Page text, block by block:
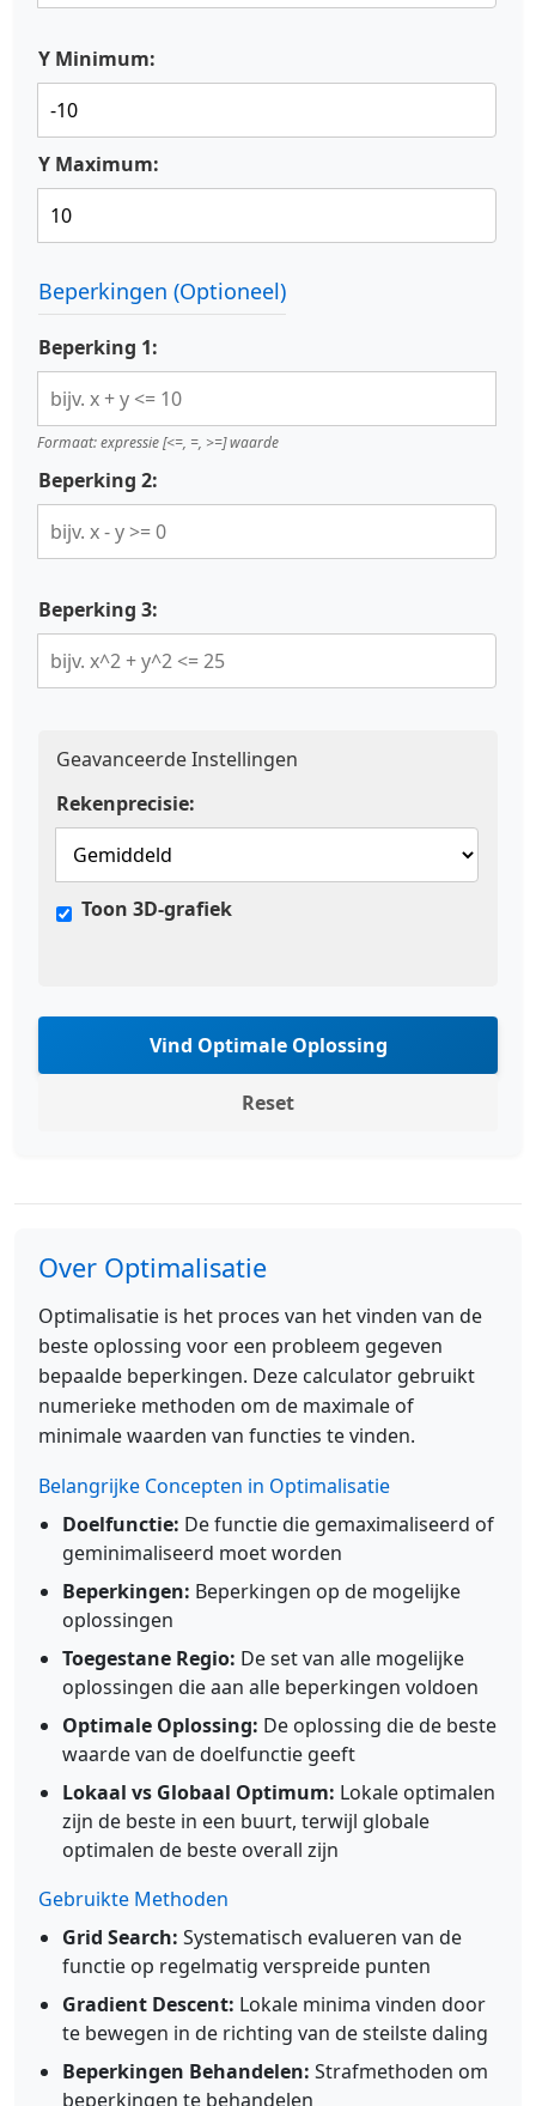
Y Minimum:
Y Maximum:
Beperkingen (Optioneel)
Beperking 1:
Formaat: expressie [<=, =, >=] waarde
Beperking 2:
Beperking 3:
Geavanceerde Instellingen
Rekenprecisie:
Toon 3D-grafiek
Vind Optimale Oplossing
Reset
Over Optimalisatie
Optimalisatie is het proces van het vinden van de
beste oplossing voor een probleem gegeven
bepaalde beperkingen. Deze calculator gebruikt
numerieke methoden om de maximale of
minimale waarden van functies te vinden.
Belangrijke Concepten in Optimalisatie
Doelfunctie: De functie die gemaximaliseerd of
geminimaliseerd moet worden
Beperkingen: Beperkingen op de mogelijke
oplossingen
Toegestane Regio: De set van alle mogelijke
oplossingen die aan alle beperkingen voldoen
Optimale Oplossing: De oplossing die de beste
waarde van de doelfunctie geeft
Lokaal vs Globaal Optimum: Lokale optimalen
zijn de beste in een buurt, terwijl globale
optimalen de beste overall zijn
Gebruikte Methoden
Grid Search: Systematisch evalueren van de
functie op regelmatig verspreide punten
Gradient Descent: Lokale minima vinden door
te bewegen in de richting van de steilste daling
Beperkingen Behandelen: Strafmethoden om
beperkingen te behandelen